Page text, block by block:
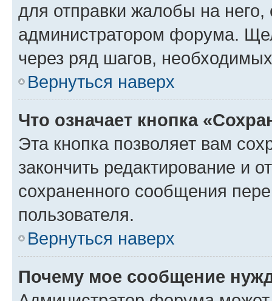
для отправки жалобы на
администратором форума.
через ряд шагов,
Вернуться наверх
Что означает кнопка
Эта кнопка позволяет вам
закончить редактирование и
сохраненного сообщения
пользователя.
Вернуться наверх
Почему мое сообщение